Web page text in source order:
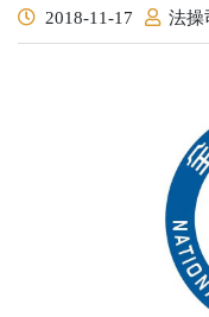
2018-11-17 法操